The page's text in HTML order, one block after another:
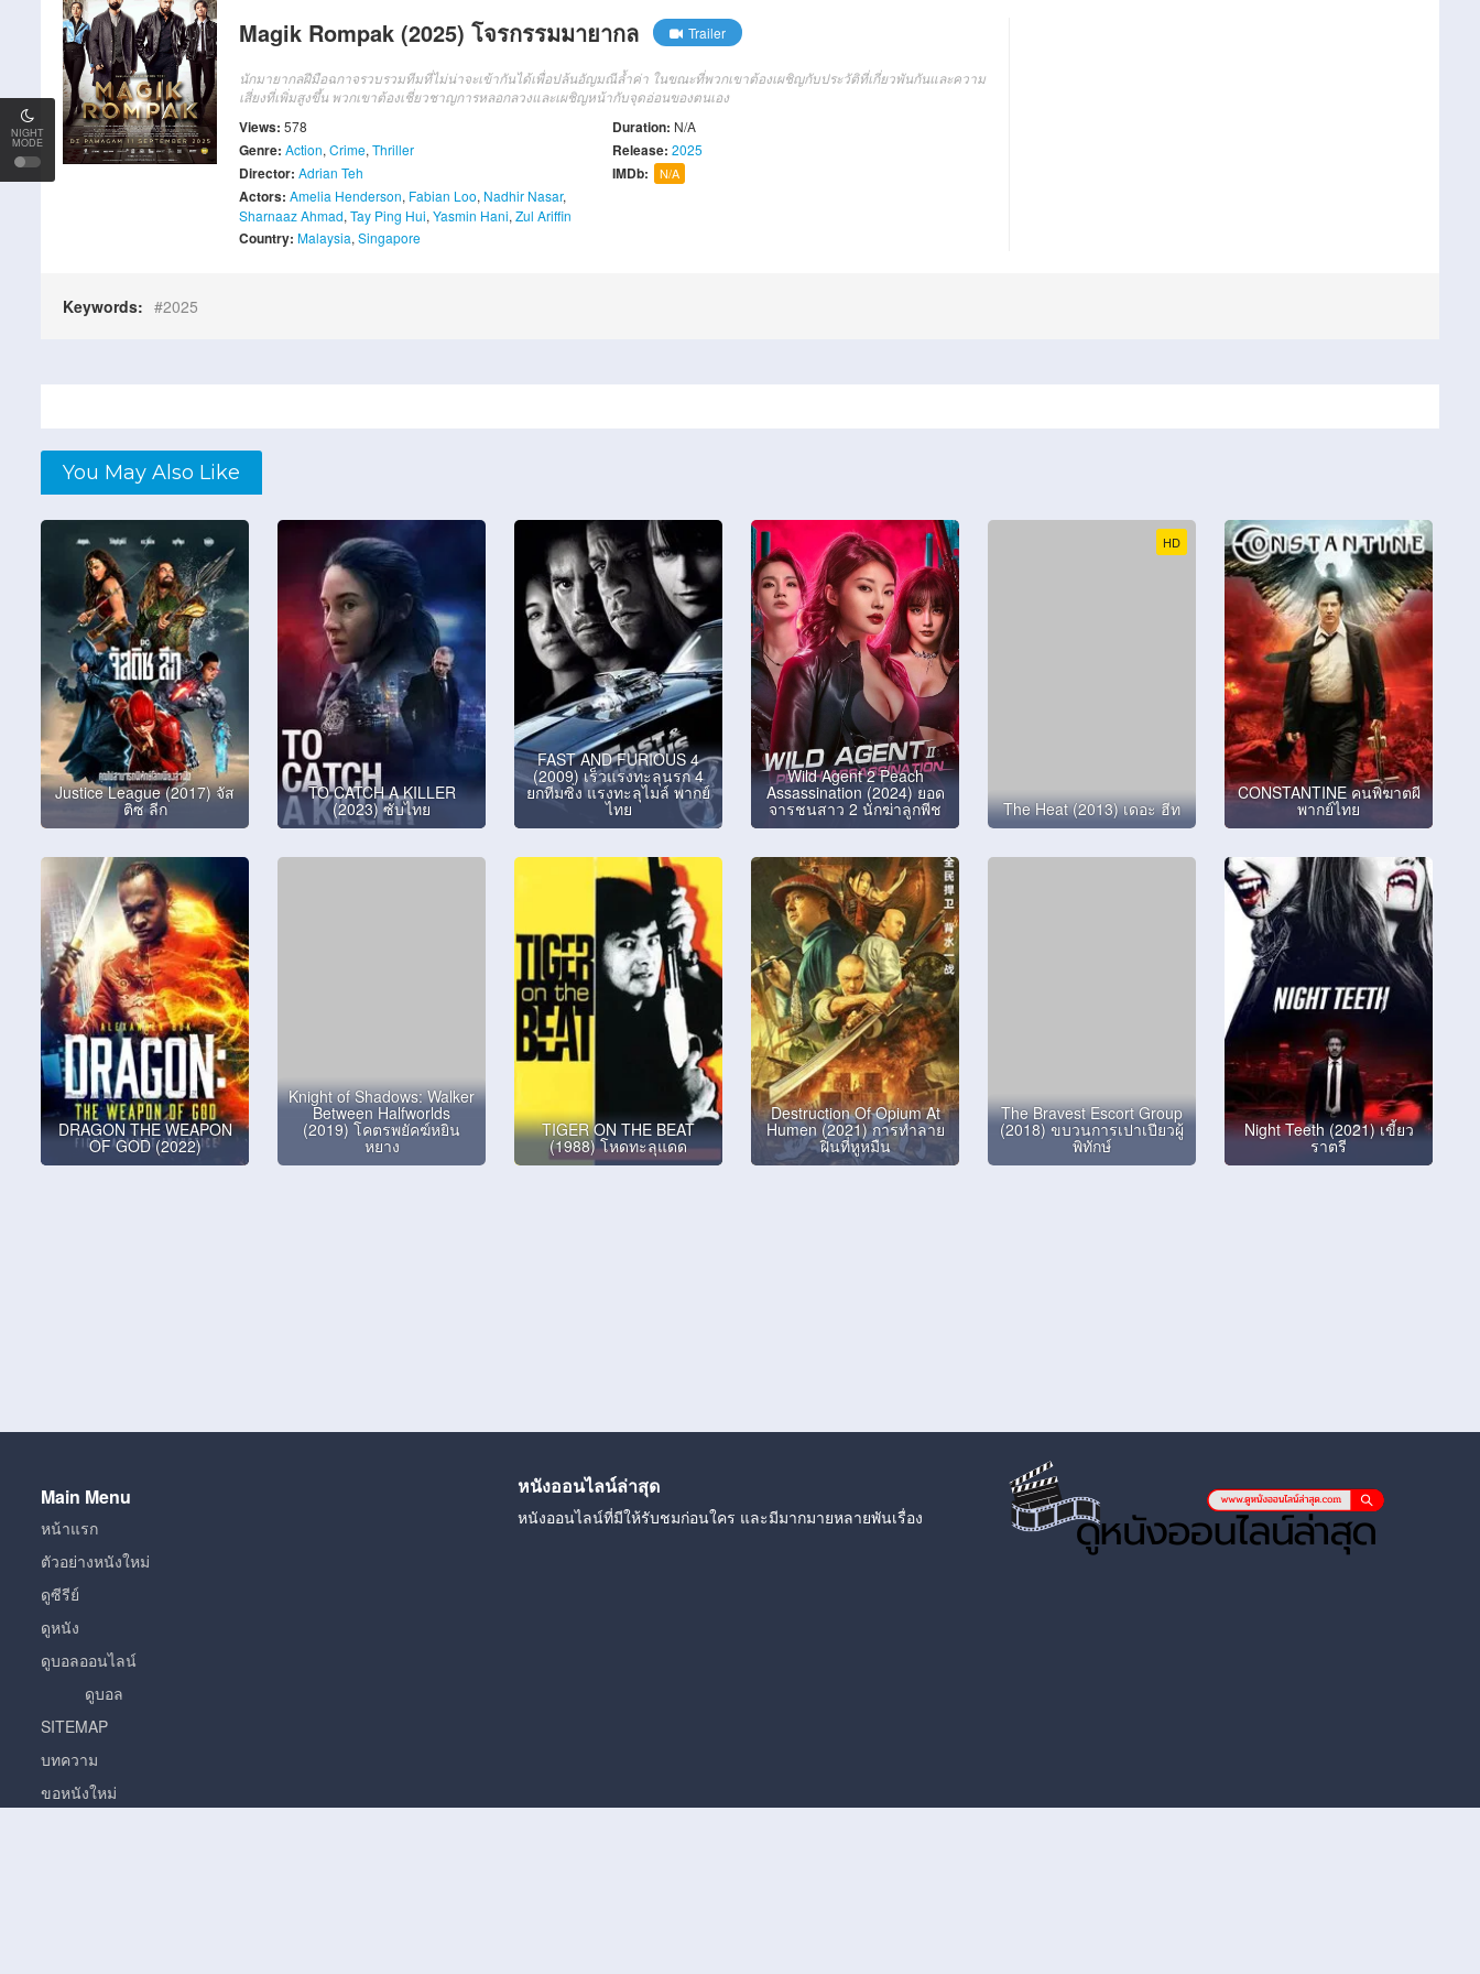
NIGHT
MODE
Magik Rompak (2025) โจรกรรมมายากล Trailer
นักมายากลฝีมือฉกาจรวบรวมทีมที่ไม่น่าจะเข้ากันได้เพื่อปล้นอัญมณีล้ำค่า ในขณะที่พวกเขาต้องเผชิญกับประวัติที่เกี่ยวพันกันและความ
เสี่ยงที่เพิ่มสูงขึ้น พวกเขาต้องเชี่ยวชาญการหลอกลวงและเผชิญหน้ากับจุดอ่อนของตนเอง
Views: 578
Genre: Action, Crime, Thriller
Director: Adrian Teh
Actors: Amelia Henderson, Fabian Loo, Nadhir Nasar,
Sharnaaz Ahmad, Tay Ping Hui, Yasmin Hani, Zul Ariffin
Country: Malaysia, Singapore
Duration: N/A
Release:2025
IMDb: N/A
Keywords: 2025
You May Also Like
Justice League (2017) จัส
ติซ ลีก
TO CATCH A KILLER
(2023) ซับไทย
FAST AND FURIOUS 4
(2009) เร็วแรงทะลุนรก 4
ยกทีมซิ่ง แรงทะลุไมล์ พากย์
ไทย
Wild Agent 2 Peach
Assassination (2024) ยอด
จารชนสาว 2 นักฆ่าลูกพีช
HD
The Heat (2013) เดอะ ฮีท
CONSTANTINE คนพิฆาตผี
พากย์ไทย
DRAGON THE WEAPON
OF GOD (2022)
Knight of Shadows: Walker
Between Halfworlds
(2019) โคตรพยัคฆ์หยิน
หยาง
TIGER ON THE BEAT
(1988) โหดทะลุแดด
Destruction Of Opium At
Humen (2021) การทำลาย
ฝิ่นที่หูหมืน
The Bravest Escort Group
(2018) ขบวนการเปาเปียวผู้
พิทักษ์
Night Teeth (2021) เขี้ยว
ราตรี
Main Menu
หน้าแรก
ตัวอย่างหนังใหม่
ดูซีรีย์
ดูหนัง
ดูบอลออนไลน์
ดูบอล
SITEMAP
บทความ
ขอหนังใหม่
หนังออนไลน์ล่าสุด
หนังออนไลน์ที่มีให้รับชมก่อนใคร และมีมากมายหลายพันเรื่อง